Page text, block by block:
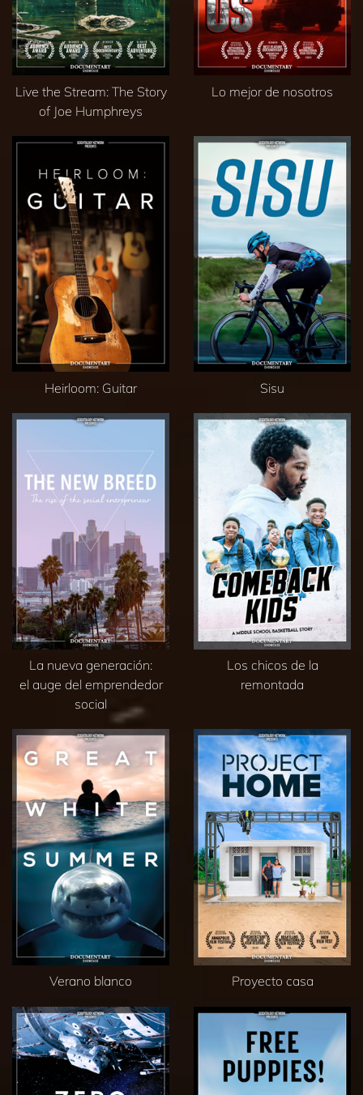
Live the Stream: The Story
of Joe Humphreys
Lo mejor de nosotros
Heirloom: Guitar Sisu
La nueva generación:
el auge del emprendedor
social
Los chicos de la
remontada
Verano blanco Proyecto casa